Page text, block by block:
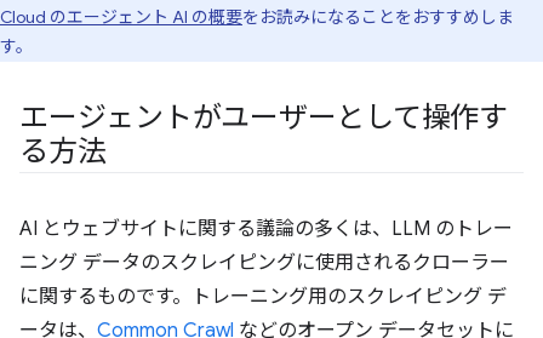
Cloud のエージェント AI の概要をお読みになることをおすすめしま
す。
エージェントがユーザーとして操作す
る方法
AI とウェブサイトに関する議論の多くは、LLM のトレー
ニング データのスクレイピングに使用されるクローラー
に関するものです。トレーニング用のスクレイピング デ
ータは、 Common Crawl などのオープン データセットに